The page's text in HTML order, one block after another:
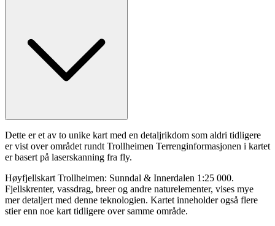
Dette er et av to unike kart med en detaljrikdom som aldri tidligere
er vist over området rundt Trollheimen Terrenginformasjonen i kartet
er basert på laserskanning fra fly.
Høyfjellskart Trollheimen: Sunndal & Innerdalen 1:25 000.
Fjellskrenter, vassdrag, breer og andre naturelementer, vises mye
mer detaljert med denne teknologien. Kartet inneholder også flere
stier enn noe kart tidligere over samme område.